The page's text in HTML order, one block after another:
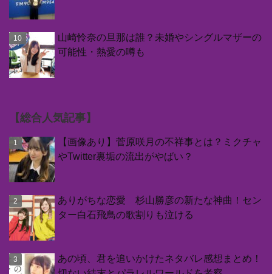
山崎怜奈の旦那は誰？未婚やシングルマザーの
可能性・熱愛の噂も
【総合人気記事】
【画像あり】菅原咲月の不祥事とは？ミクチャ
やTwitter裏垢の流出がやばい？
ありがちな恋愛 杉山勝彦の新たな神曲！セン
ター白石飛鳥の歌割りも泣ける
あの頃、君を追いかけたネタバレ感想まとめ！